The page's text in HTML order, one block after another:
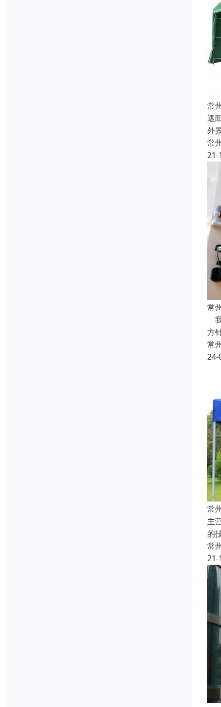
常
遮
外
常
21-
常
方
常
24-
常
主
的
常
21-